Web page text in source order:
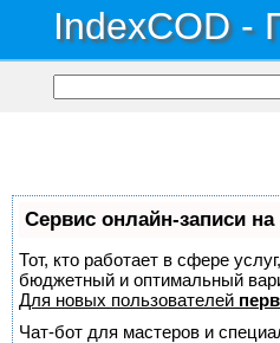
IndexCOD -
Сервис онлайн-записи
Тот, кто работает в сфере
бюджетный и оптимальный
Для новых пользователей
Чат-бот для мастеров и